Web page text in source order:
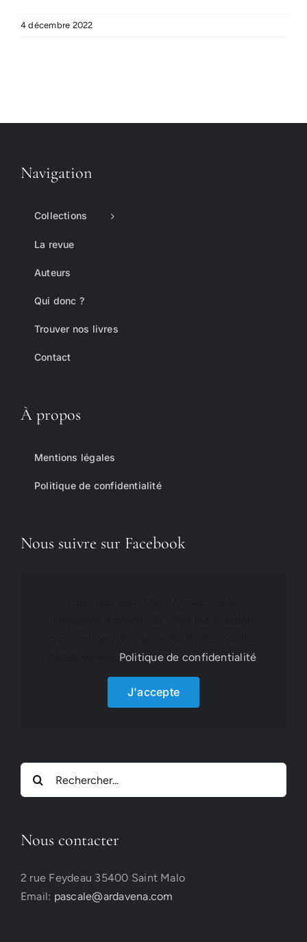
4 décembre 2022
Navigation
Collections
La revue
Auteurs
Qui donc ?
Trouver nos livres
Contact
À propos
Mentions légales
Politique de confidentialité
Nous suivre sur Facebook
Politique de confidentialité
J'accepte
Nous contacter
2 rue Feydeau 35400 Saint Malo
Email: pascale@ardavena.com